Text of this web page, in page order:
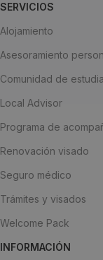
SERVICIOS
Alojamiento
Asesoramiento
Comunidad de
Local Advisor
Programa de
Renovación visado
Seguro médico
Trámites y visados
Welcome Pack
INFORMACIÓN